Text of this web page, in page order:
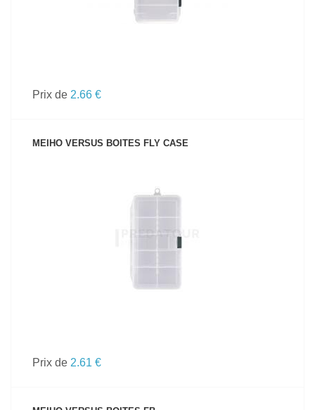
Prix de 2.66 €
MEIHO VERSUS BOITES FLY CASE
VOIR LE PRODUIT
Prix de 2.61 €